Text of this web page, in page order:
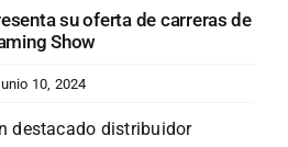
su oferta de carreras de
Show
10, 2024
destacado distribuidor